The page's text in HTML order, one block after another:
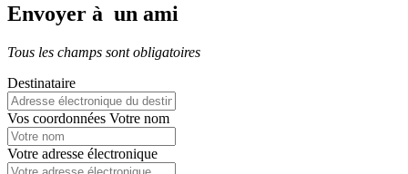
Envoyer à un ami
Tous les champs sont obligatoires
Destinataire
Vos coordonnées Votre nom
Votre adresse électronique